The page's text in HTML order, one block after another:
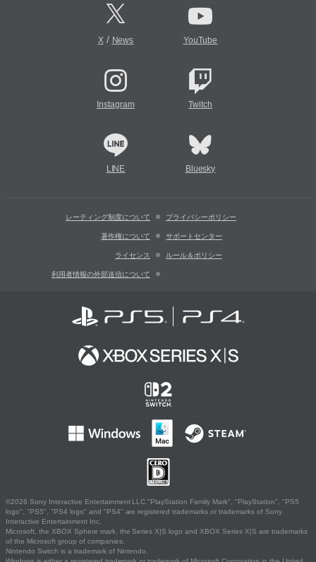
X/ News YouTube
Instagram Twitch
LINE Bluesky
レーティング制度について プライバシーポリシー
著作権について サポートセンター
ライセンス ルール＆ポリシー
利用者情報の外部送信について
©2026 Sony Interactive Entertainment LLC."PlayStation Family Mark", "PlayStation", "PS5
logo", "PS5", "PS4 logo" and "PS4" are registered trademarks or trademarks of Sony
Interactive Entertainment Inc.
Microsoft, the XBOX Sphere mark, the Series X|S logo and XBOX Series X|S are trademarks
of the Microsoft group of companies.
Nintendo Switch is a trademark of Nintendo.